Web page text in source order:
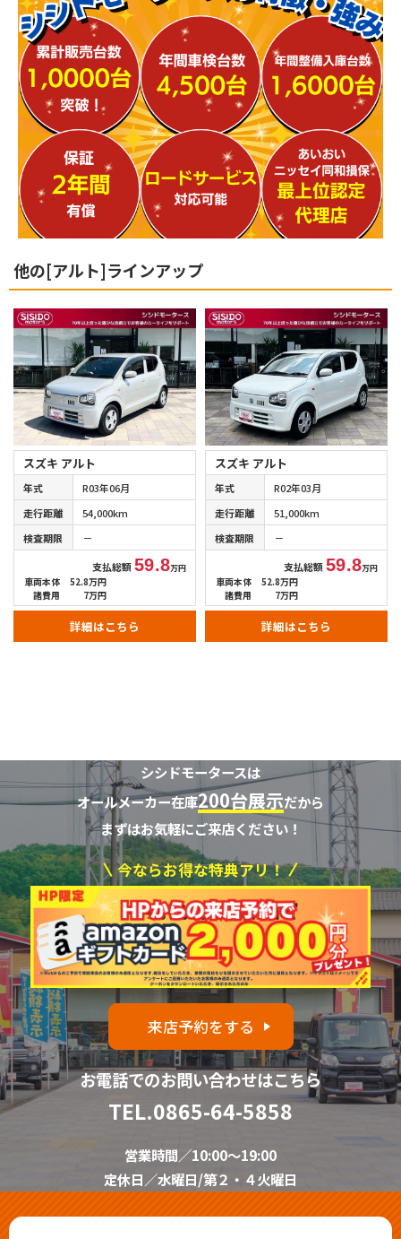
他の[アルト]ラインアップ
スズキ アルト
年式
R03年06月
走行距離
54,000km
検査期限
－
支払総額59.8万円
車両本体
52.8万円
諸費用
7万円
詳細はこちら
スズキ アルト
年式
R02年03月
走行距離
51,000km
検査期限
－
支払総額59.8万円
車両本体
52.8万円
諸費用
7万円
詳細はこちら
シシドモータースは
オールメーカー在庫200台展示だから
まずはお気軽にご来店ください！
今ならお得な特典アリ！
来店予約をする
お電話でのお問い合わせはこちら
TEL.0865-64-5858
営業時間／10:00～19:00
定休日／水曜日/第２・４火曜日